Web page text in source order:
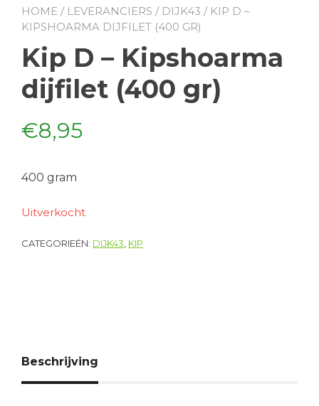
HOME / LEVERANCIERS / DIJK43 / KIP D –
KIPSHOARMA DIJFILET (400 GR)
Kip D – Kipshoarma
dijfilet (400 gr)
€8,95
400 gram
Uitverkocht
CATEGORIEËN: DIJK43 KIP
Beschrijving